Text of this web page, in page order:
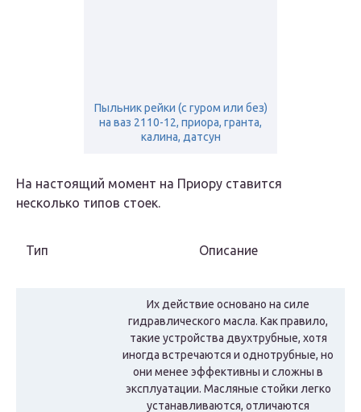
Пыльник рейки (с гуром или без)
на ваз 2110-12, приора, гранта,
калина, датсун
На настоящий момент на Приору ставится
несколько типов стоек.
Тип Описание
Их действие основано на силе
гидравлического масла. Как правило,
такие устройства двухтрубные, хотя
иногда встречаются и однотрубные, но
они менее эффективны и сложны в
эксплуатации. Масляные стойки легко
устанавливаются, отличаются